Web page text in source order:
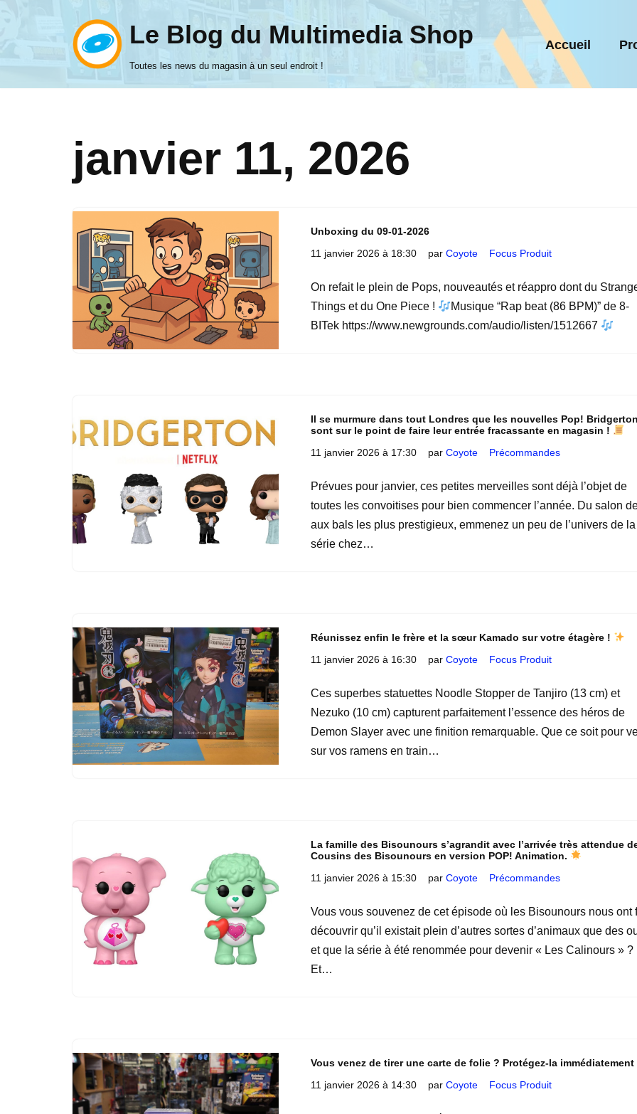
Le Blog du Multimedia Shop
Toutes les news du magasin à un seul endroit !
Accueil
janvier 11, 2026
Unboxing du 09-01-2026
11 janvier 2026 à 18:30
par Coyote Focus Produit
On refait le plein de Pops, nouveautés et réappro dont du
Things et du One Piece !
Musique “Rap beat (86 BPM)” de 8-
BITek https://www.newgrounds.com/audio/listen/1512667
Il se murmure dans tout Londres que les nouvelles Pop! Bridgerton
sont sur le point de faire leur entrée fracassante en magasin !
11 janvier 2026 à 17:30
par Coyote Précommandes
Prévues pour janvier, ces petites merveilles sont déjà l’objet de
toutes les convoitises pour bien commencer l’année. Du salon
aux bals les plus prestigieux, emmenez un peu de l’univers de la
série chez…
Réunissez enfin le frère et la sœur Kamado sur votre étagère !
11 janvier 2026 à 16:30
par Coyote Focus Produit
Ces superbes statuettes Noodle Stopper de Tanjiro (13 cm) et
Nezuko (10 cm) capturent parfaitement l’essence des héros de
Demon Slayer avec une finition remarquable. Que ce soit pour
sur vos ramens en train…
La famille des Bisounours s’agrandit avec l’arrivée très attendue
Cousins des Bisounours en version POP! Animation.
11 janvier 2026 à 15:30
par Coyote Précommandes
Vous vous souvenez de cet épisode où les Bisounours nous ont
découvrir qu’il existait plein d’autres sortes d’animaux que des
et que la série à été renommée pour devenir « Les Calinours » ?
Et…
Vous venez de tirer une carte de folie ? Protégez-la immédiatement
11 janvier 2026 à 14:30
par Coyote Focus Produit